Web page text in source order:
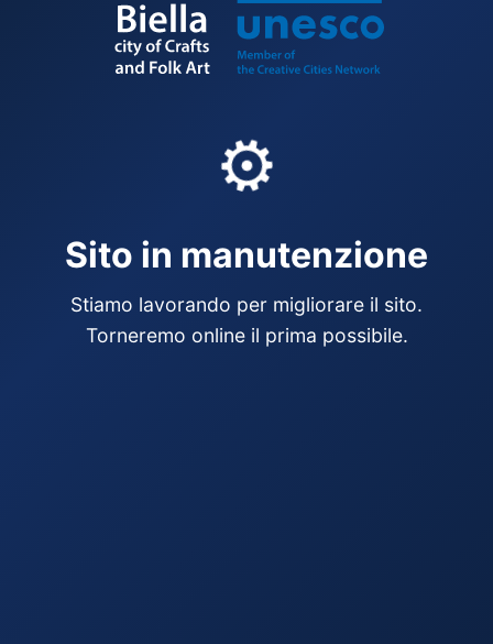
⚙️
Sito in manutenzione
Stiamo lavorando per migliorare il sito.
Torneremo online il prima possibile.